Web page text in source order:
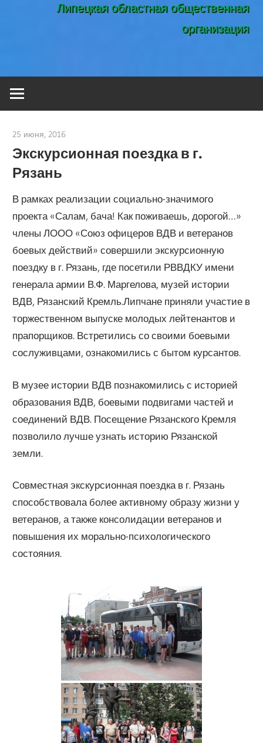
Липецкая областная общественная
организация
25 июня, 2016
Экскурсионная поездка в г.
Рязань
В рамках реализации социально-значимого
проекта «Салам, бача! Как поживаешь, дорогой…»
члены ЛООО «Союз офицеров ВДВ и ветеранов
боевых действий» совершили экскурсионную
поездку в г. Рязань, где посетили РВВДКУ имени
генерала армии В.Ф. Маргелова, музей истории
ВДВ, Рязанский Кремль.Липчане приняли участие в
торжественном выпуске молодых лейтенантов и
прапорщиков. Встретились со своими боевыми
сослуживцами, ознакомились с бытом курсантов.
В музее истории ВДВ познакомились с историей
образования ВДВ, боевыми подвигами частей и
соединений ВДВ. Посещение Рязанского Кремля
позволило лучше узнать историю Рязанской
земли.
Совместная экскурсионная поездка в г. Рязань
способствовала более активному образу жизни у
ветеранов, а также консолидации ветеранов и
повышения их морально-психологического
состояния.